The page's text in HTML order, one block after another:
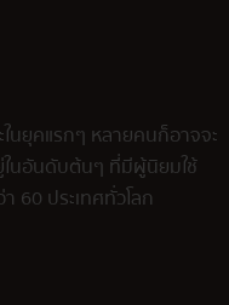
นยุคแรกๆ หลายคนก็อาจจะ
นอันดับต้นๆ ที่มีผู้นิยมใช้
60 ประเทศทั่วโลก